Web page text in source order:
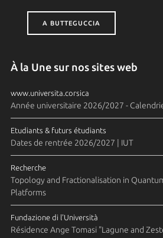
A BUTTEGUCCIA
À la Une sur nos sites web
www.universita.corsica
Année universitaire 2026/2027 -
Etudiants & futurs étudiants
Dates de rentrée 2026/2027 | IUT
Recherche
Topology and Fractionalisation in
Platforms
Fundazione di l'Università
Résidence Ange Tomasi "Lagune and